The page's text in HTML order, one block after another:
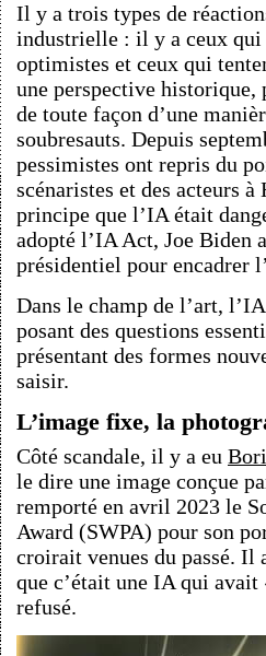
Il y a trois types de
industrielle : il y a ceux qui
optimistes et ceux qui
une perspective historique,
de toute façon d’une
soubresauts. Depuis
pessimistes ont repris du
scénaristes et des acteurs
principe que l’IA était
adopté l’IA Act, Joe Biden
présidentiel pour encadrer
Dans le champ de l’art,
posant des questions
présentant des formes
saisir.
L’image fixe, la
Côté scandale, il y a eu
le dire une image conçue
remporté en avril 2023 le
Award (SWPA) pour son
croirait venues du passé. Il
que c’était une IA qui
refusé.